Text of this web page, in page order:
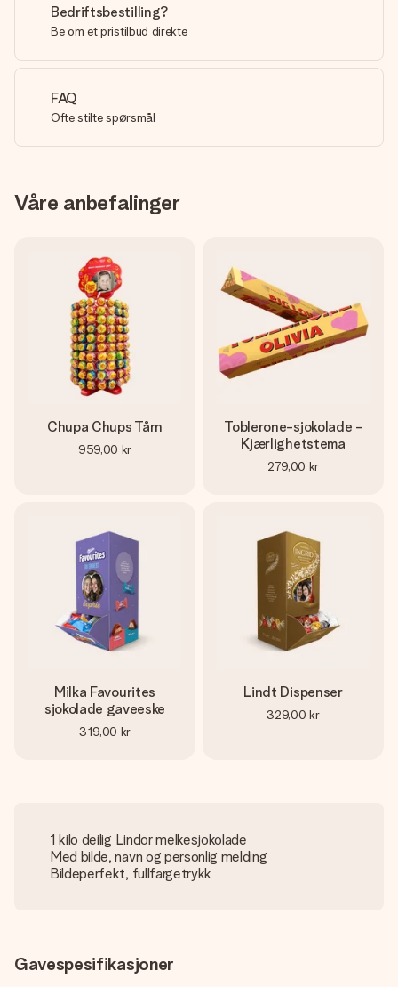
Bedriftsbestilling?
Be om et pristilbud direkte
FAQ
Ofte stilte spørsmål
Våre anbefalinger
Chupa Chups Tårn
959,00 kr
Toblerone-sjokolade -
Kjærlighetstema
279,00 kr
Milka Favourites
sjokolade gaveeske
319,00 kr
Lindt Dispenser
329,00 kr
1 kilo deilig Lindor melkesjokolade
Med bilde, navn og personlig melding
Bildeperfekt, fullfargetrykk
Gavespesifikasjoner